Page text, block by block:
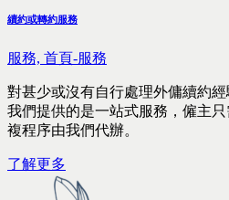
續約或轉約服務
服務, 首頁-服務
對甚少或沒有自行處理外傭續約
我們提供的是一站式服務，僱主
複程序由我們代辦。
了解更多